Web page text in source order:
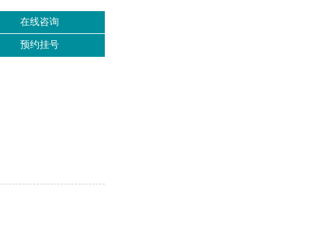
在线咨询
预约挂号